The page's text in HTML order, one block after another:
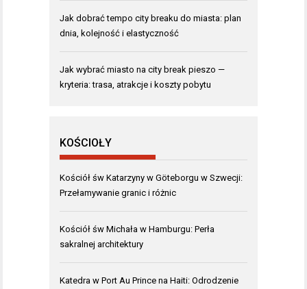
Jak dobrać tempo city breaku do miasta: plan
dnia, kolejność i elastyczność
Jak wybrać miasto na city break pieszo —
kryteria: trasa, atrakcje i koszty pobytu
KOŚCIOŁY
Kościół św Katarzyny w Göteborgu w Szwecji:
Przełamywanie granic i różnic
Kościół św Michała w Hamburgu: Perła
sakralnej architektury
Katedra w Port Au Prince na Haiti: Odrodzenie